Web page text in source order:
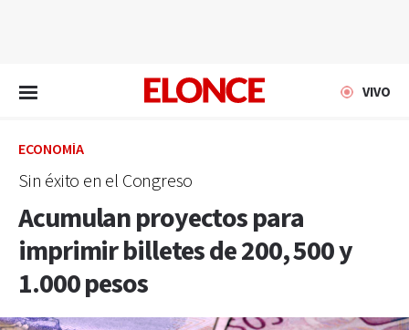
VIVO
ECONOMÍA
Sin éxito en el Congreso
Acumulan proyectos para
imprimir billetes de 200, 500 y
1.000 pesos